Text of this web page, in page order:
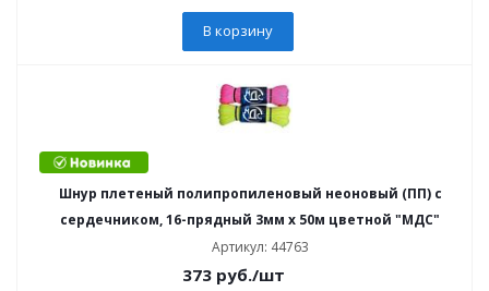
В корзину
Шнур плетеный полипропиленовый неоновый (ПП) с
сердечником, 16-прядный 3мм х 50м цветной "МДС"
Артикул: 44763
373 руб./шт